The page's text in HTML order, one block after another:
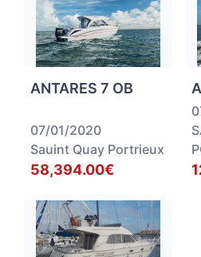
ANTARES 7 OB
07/01/2020
Sauint Quay Portrieux
58,394.00€